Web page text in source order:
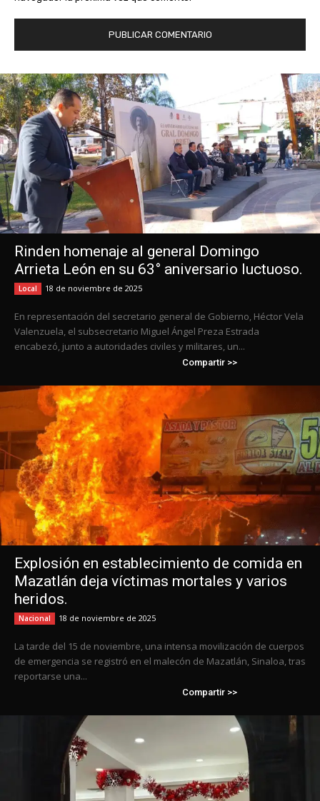
Rinden homenaje al general Domingo
Arrieta León en su 63° aniversario luctuoso.
Local 18 de noviembre de 2025
En representación del secretario general de Gobierno, Héctor Vela
Valenzuela, el subsecretario Miguel Ángel Preza Estrada
encabezó, junto a autoridades civiles y militares, un...
Compartir >>
Explosión en establecimiento de comida en
Mazatlán deja víctimas mortales y varios
heridos.
Nacional 18 de noviembre de 2025
La tarde del 15 de noviembre, una intensa movilización de cuerpos
de emergencia se registró en el malecón de Mazatlán, Sinaloa, tras
reportarse una...
Compartir >>